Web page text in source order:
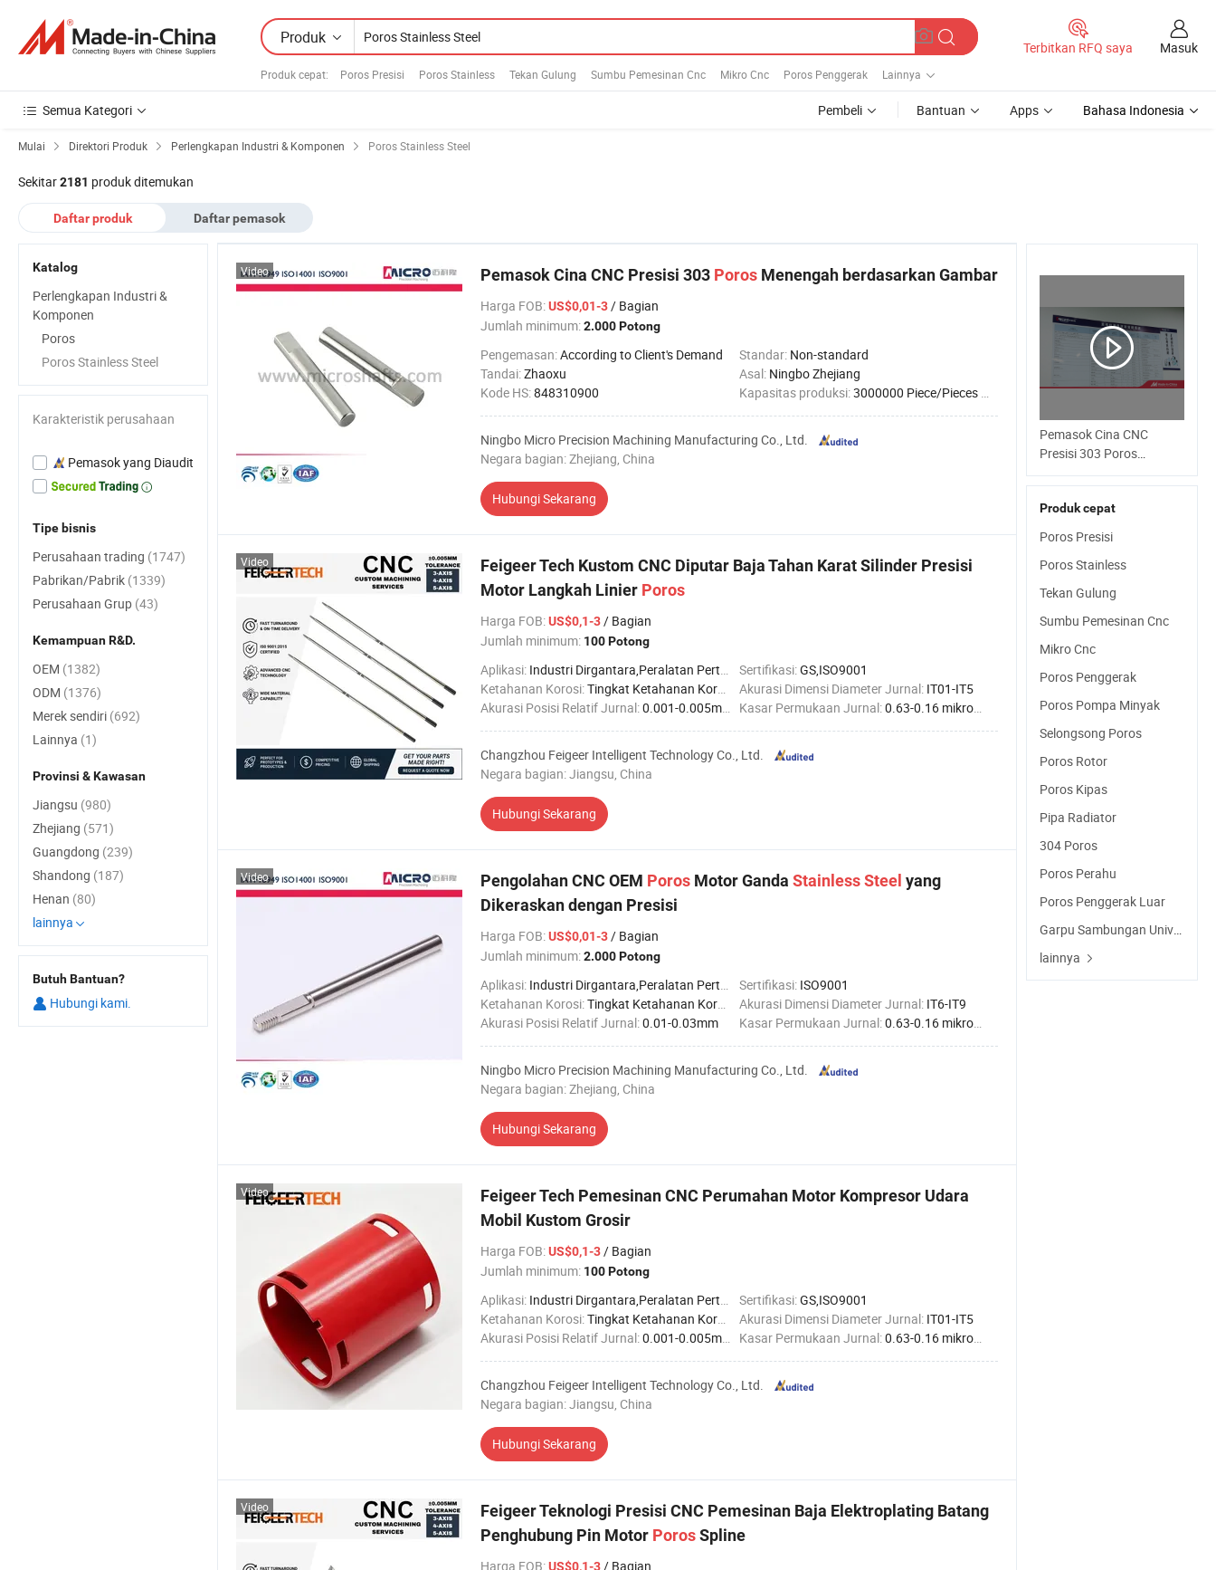
Produk
Produk cepat: Poros Presisi Poros Stainless Tekan Gulung Sumbu Pemesinan Cnc Mikro Cnc Poros Penggerak Lainnya
Terbitkan RFQ saya Masuk
Semua Kategori Pembeli Bantuan Apps Bahasa Indonesia
Mulai Direktori Produk Perlengkapan Industri & Komponen Poros Stainless Steel
Sekitar2181 produk ditemukan
Daftar produk Daftar pemasok
Pemasok Cina CNC Presisi 303 Poros Menengah berdasarkan Gambar
Harga FOB:US$0,01-3/ Bagian
Jumlah minimum:2.000 Potong
Pengemasan:According to Client's Demand Standar: Non-standard
Tandai:Zhaoxu Asal: Ningbo Zhejiang
Kode HS:848310900 Kapasitas produksi:3000000 Piece/Pieces / Month
Ningbo Micro Precision Machining Manufacturing Co., Ltd.
Negara bagian: Zhejiang, China
Hubungi Sekarang
Video
Feigeer Tech Kustom CNC Diputar Baja Tahan Karat Silinder Presisi
Motor Langkah Linier Poros
Harga FOB:US$0,1-3/ Bagian
Jumlah minimum: 100 Potong
Aplikasi: Industri Dirgantara,Peralatan Pertanian,Industri Otomotif,Industri Konstruksi,Industri Kelautan,Industri Kedokteran,Industri Robotika Sertifikasi:GS,ISO9001
Ketahanan Korosi:Tingkat Ketahanan Korosi Tinggi Akurasi Dimensi Diameter Jurnal: IT01-IT5
Akurasi Posisi Relatif Jurnal:0.001-0.005mm Kasar Permukaan Jurnal:0.63-0.16 mikrometer
Changzhou Feigeer Intelligent Technology Co., Ltd.
Negara bagian: Jiangsu, China
Hubungi Sekarang
Video
Pengolahan CNC OEM Poros Motor Ganda StainlessSteel yang
Dikeraskan dengan Presisi
Harga FOB:US$0,01-3/ Bagian
Jumlah minimum:2.000 Potong
Aplikasi: Industri Dirgantara,Peralatan Pertanian,Industri Otomotif,Industri Konstruksi,Industri Kelautan,Industri Kedokteran,Industri Robotika Sertifikasi: ISO9001
Ketahanan Korosi:Tingkat Ketahanan Korosi Tinggi Akurasi Dimensi Diameter Jurnal: IT6-IT9
Akurasi Posisi Relatif Jurnal:0.01-0.03mm Kasar Permukaan Jurnal:0.63-0.16 mikrometer
Ningbo Micro Precision Machining Manufacturing Co., Ltd.
Negara bagian: Zhejiang, China
Hubungi Sekarang
Video
Feigeer Tech Pemesinan CNC Perumahan Motor Kompresor Udara
Mobil Kustom Grosir
Harga FOB:US$0,1-3/ Bagian
Jumlah minimum: 100 Potong
Aplikasi: Industri Dirgantara,Peralatan Pertanian,Industri Otomotif,Industri Konstruksi,Industri Kelautan,Industri Kedokteran,Industri Robotika Sertifikasi:GS,ISO9001
Ketahanan Korosi:Tingkat Ketahanan Korosi Tinggi Akurasi Dimensi Diameter Jurnal: IT01-IT5
Akurasi Posisi Relatif Jurnal:0.001-0.005mm Kasar Permukaan Jurnal:0.63-0.16 mikrometer
Changzhou Feigeer Intelligent Technology Co., Ltd.
Negara bagian: Jiangsu, China
Hubungi Sekarang
Video
Feigeer Teknologi Presisi CNC Pemesinan Baja Elektroplating Batang
Penghubung Pin Motor PorosSpline
Harga FOB:US$0,1-3/ Bagian
Video
Pemasok Cina CNC
Presisi 303 Poros
Menengah berdasarkan
Gambar
Produk cepat
Poros Presisi
Poros Stainless
Tekan Gulung
Sumbu Pemesinan Cnc
Mikro Cnc
Poros Penggerak
Poros Pompa Minyak
Selongsong Poros
Poros Rotor
Poros Kipas
Pipa Radiator
304 Poros
Poros Perahu
Poros Penggerak Luar
Garpu Sambungan Universal
lainnya
Katalog
Perlengkapan Industri &
Komponen
Poros
Poros Stainless Steel
Karakteristik perusahaan
Pemasok yang Diaudit
Tipe bisnis
Perusahaan trading (1747)
Pabrikan/Pabrik (1339)
Perusahaan Grup (43)
Kemampuan R&D.
OEM (1382)
ODM (1376)
Merek sendiri (692)
Lainnya (1)
Provinsi & Kawasan
Jiangsu (980)
Zhejiang (571)
Guangdong (239)
Shandong (187)
Henan (80)
lainnya
Butuh Bantuan?
Hubungi kami.